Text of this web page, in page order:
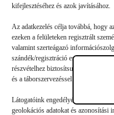
kifejlesztéséhez és azok javításához.
Az adatkezelés célja továbbá, hogy
ezeken a felületeken regisztrált
valamint szerteágazó
szándék/regisztráció esetén – a
részvételhez biztosítsuk a támogatói
és a táborszervezéssel kapcsolatos
Látogatóink engedélyével mi és a
geolokációs adatokat és
karakterrel jelöltük